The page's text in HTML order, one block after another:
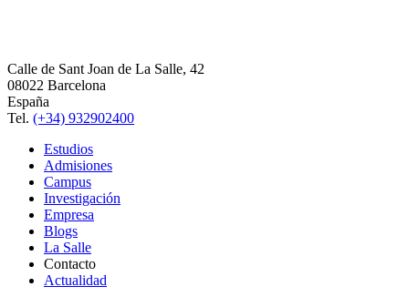
Calle de Sant Joan de La Salle, 42
08022 Barcelona
España
Tel. (+34) 932902400
Estudios
Admisiones
Campus
Investigación
Empresa
Blogs
La Salle
Contacto
Actualidad